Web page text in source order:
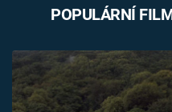
POPULÁRNÍ